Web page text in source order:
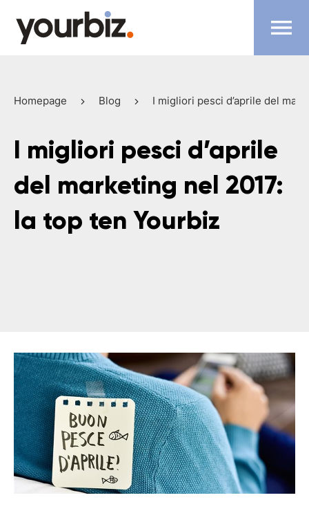
Homepage Blog I migliori pesci d’aprile del
I migliori pesci d’aprile
del marketing nel 2017:
la top ten Yourbiz